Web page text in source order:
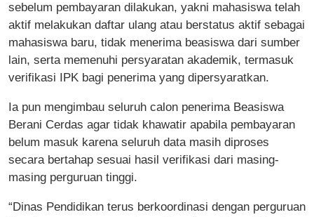
sebelum pembayaran dilakukan, yakni mahasiswa telah
aktif melakukan daftar ulang atau berstatus aktif sebagai
mahasiswa baru, tidak menerima beasiswa dari sumber
lain, serta memenuhi persyaratan akademik, termasuk
verifikasi IPK bagi penerima yang dipersyaratkan.
Ia pun mengimbau seluruh calon penerima Beasiswa
Berani Cerdas agar tidak khawatir apabila pembayaran
belum masuk karena seluruh data masih diproses
secara bertahap sesuai hasil verifikasi dari masing-
masing perguruan tinggi.
“Dinas Pendidikan terus berkoordinasi dengan perguruan